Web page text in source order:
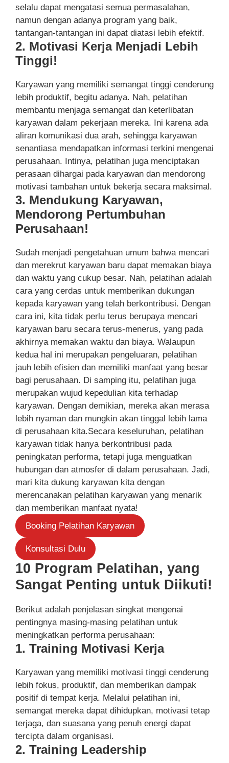
selalu dapat mengatasi semua permasalahan,
namun dengan adanya program yang baik,
tantangan-tantangan ini dapat diatasi lebih efektif.
2. Motivasi Kerja Menjadi Lebih
Tinggi!
Karyawan yang memiliki semangat tinggi cenderung
lebih produktif, begitu adanya. Nah, pelatihan
membantu menjaga semangat dan keterlibatan
karyawan dalam pekerjaan mereka. Ini karena ada
aliran komunikasi dua arah, sehingga karyawan
senantiasa mendapatkan informasi terkini mengenai
perusahaan. Intinya, pelatihan juga menciptakan
perasaan dihargai pada karyawan dan mendorong
motivasi tambahan untuk bekerja secara maksimal.
3. Mendukung Karyawan,
Mendorong Pertumbuhan
Perusahaan!
Sudah menjadi pengetahuan umum bahwa mencari
dan merekrut karyawan baru dapat memakan biaya
dan waktu yang cukup besar. Nah, pelatihan adalah
cara yang cerdas untuk memberikan dukungan
kepada karyawan yang telah berkontribusi. Dengan
cara ini, kita tidak perlu terus berupaya mencari
karyawan baru secara terus-menerus, yang pada
akhirnya memakan waktu dan biaya. Walaupun
kedua hal ini merupakan pengeluaran, pelatihan
jauh lebih efisien dan memiliki manfaat yang besar
bagi perusahaan. Di samping itu, pelatihan juga
merupakan wujud kepedulian kita terhadap
karyawan. Dengan demikian, mereka akan merasa
lebih nyaman dan mungkin akan tinggal lebih lama
di perusahaan kita.Secara keseluruhan, pelatihan
karyawan tidak hanya berkontribusi pada
peningkatan performa, tetapi juga menguatkan
hubungan dan atmosfer di dalam perusahaan. Jadi,
mari kita dukung karyawan kita dengan
merencanakan pelatihan karyawan yang menarik
dan memberikan manfaat nyata!
Booking Pelatihan Karyawan
Konsultasi Dulu
10 Program Pelatihan, yang
Sangat Penting untuk Diikuti!
Berikut adalah penjelasan singkat mengenai
pentingnya masing-masing pelatihan untuk
meningkatkan performa perusahaan:
1. Training Motivasi Kerja
Karyawan yang memiliki motivasi tinggi cenderung
lebih fokus, produktif, dan memberikan dampak
positif di tempat kerja. Melalui pelatihan ini,
semangat mereka dapat dihidupkan, motivasi tetap
terjaga, dan suasana yang penuh energi dapat
tercipta dalam organisasi.
2. Training Leadership